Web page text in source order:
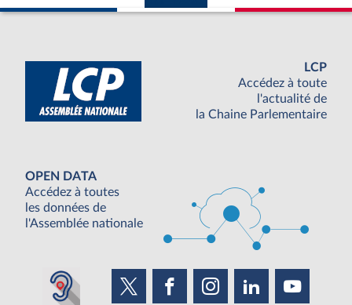
LCP
Accédez à toute
l'actualité de
la Chaine Parlementaire
OPEN DATA
Accédez à toutes
les données de
l'Assemblée nationale